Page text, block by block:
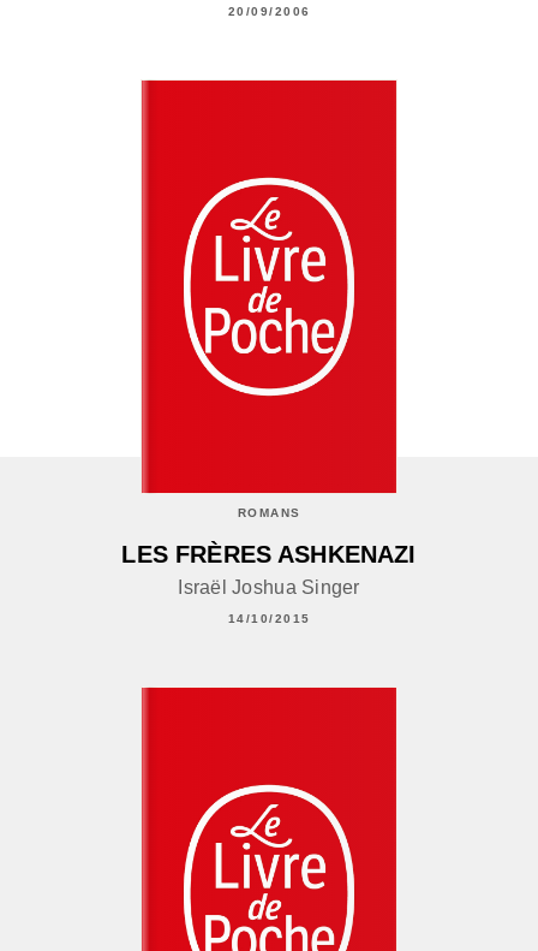
20/09/2006
ROMANS
LES FRÈRES ASHKENAZI
Israël Joshua Singer
14/10/2015